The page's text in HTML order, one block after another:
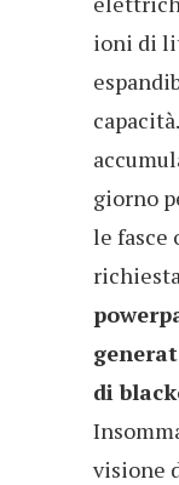
ioni di
giorno
le fasce
di
visione